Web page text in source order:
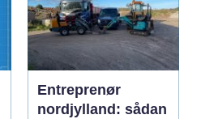
Entreprenør
nordjylland: sådan